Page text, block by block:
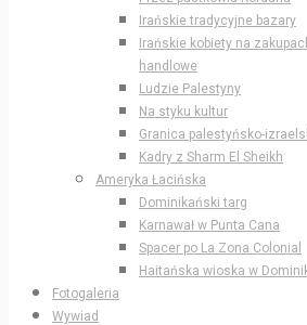
Irańskie tradycyjne bazary
Irańskie kobiety na
handlowe
Ludzie Palestyny
Na styku kultur
Granica palestyńsko-
Kadry z Sharm El Sheikh
Ameryka Łacińska
Dominikański targ
Karnawał w Punta Cana
Spacer po La Zona Colonial
Haitańska wioska w
Fotogaleria
Wywiad